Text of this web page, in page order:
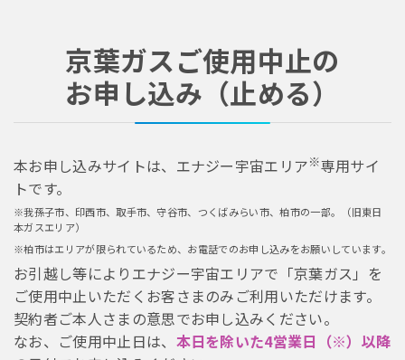
京葉ガスご使用中止の
お申し込み（止める）
本お申し込みサイトは、エナジー宇宙エリア※専用サイ
トです。
※我孫子市、印西市、取手市、守谷市、つくばみらい市、柏市の一部。（旧東日
本ガスエリア）
※柏市はエリアが限られているため、お電話でのお申し込みをお願いしています。
お引越し等によりエナジー宇宙エリアで「京葉ガス」を
ご使用中止いただくお客さまのみご利用いただけます。
契約者ご本人さまの意思でお申し込みください。
なお、ご使用中止日は、 本日を除いた4営業日（※）以降